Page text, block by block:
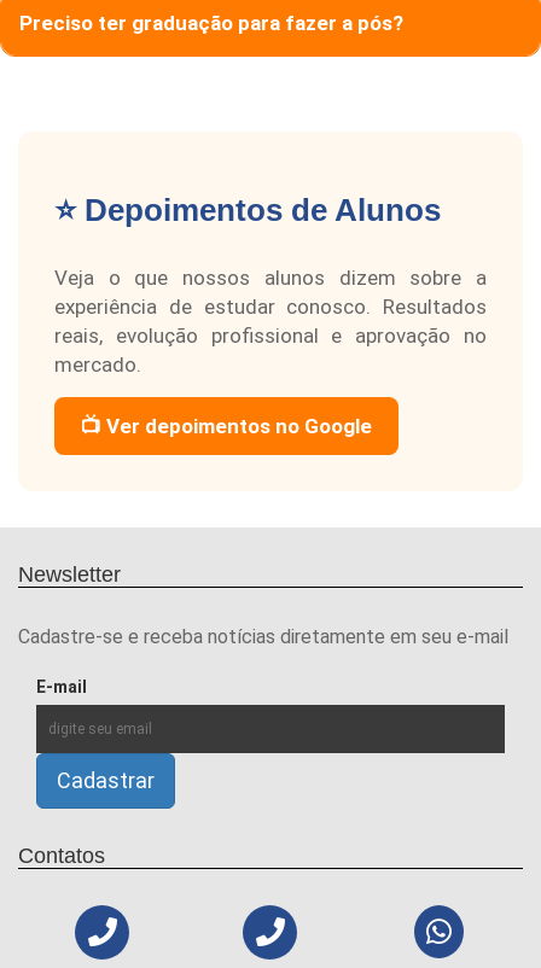
Preciso ter graduação para fazer a pós?
⭐ Depoimentos de Alunos
Veja o que nossos alunos dizem sobre a
experiência de estudar conosco. Resultados
reais, evolução profissional e aprovação no
mercado.
📺 Ver depoimentos no Google
Newsletter
Cadastre-se e receba notícias diretamente em seu e-mail
E-mail
Contatos